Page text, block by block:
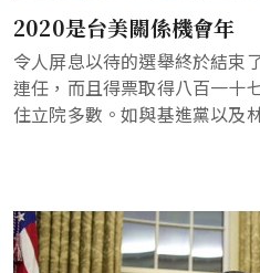
2020是台美關係機會年
令人屏息以待的選舉終於結束
連任，而且得票取得八百一十
住立院多數。如與基進黨以及